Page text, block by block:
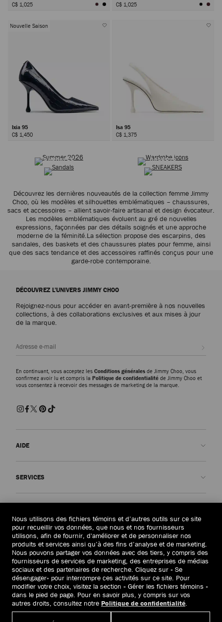
C$ 1,025
C$ 1,025
Nouvelle Saison
Ixia 95
C$ 1,450
Isa 95
C$ 1,375
SANDALES
BASKETS
Découvrez les dernières nouveautés de la collection femme Jimmy
Choo, où les modèles et silhouettes emblématiques – chaussures,
sacs et accessoires – allient savoir-faire artisanal et design évocateur.
Les modèles emblématiques évoluent au gré de nouvelles
expressions, façonnées par des détails soignés et une approche
moderne de la féminité.La sélection propose des escarpins, des
sandales, des baskets et des chaussures plates pour femme, ainsi
que des sacs tendance et des accessoires raffinés conçus pour une
garde-robe contemporaine.
DÉCOUVREZ L’UNIVERS JIMMY CHOO
Rejoignez-nous pour accéder en avant-première à nos nouvelles
collections, à des collaborations exclusives et aux mises à jour
de la marque.
En continuant, vous acceptez les Conditions générales de Jimmy Choo, vous
confirmez avoir lu et compris la Politique de confidentialité de Jimmy Choo et
vous consentez à recevoir des messages de marketing de la marque.
AIDE
Trouver un magasin
Livraison
Retours et échanges
SERVICES
Entretien et réparation
Garantie
Qui sommes-nous ?
Notre Histoire
JC World
Notre Impact
Responsabilité
Savoir-faire
JURIDIQUE
Politique de confidentialité
Conditions générales
Droit à l’oubli
Formulaire de demande d’accès
Canada(C$)
© 2026 Jimmy Choo
Nous utilisons des fichiers témoins et d’autres outils sur ce site
pour recueillir vos données, que nous et nos fournisseurs
utilisons, afin de fournir, d'améliorer et de personnaliser nos
produits et services ainsi qu’à des fins d’analyse et de marketing.
Nous pouvons partager vos données avec des tiers, y compris des
fournisseurs de services de marketing, des entreprises de médias
sociaux et des partenaires de recherche. Cliquez sur « Se
désengager» pour interrompre ces activités sur ce site. Pour
modifier votre choix, visitez la section « Gérer les fichiers témoins »
dans le pied de page. Pour en savoir plus, y compris sur vos
autres droits, consultez notre Politique de confidentialité.